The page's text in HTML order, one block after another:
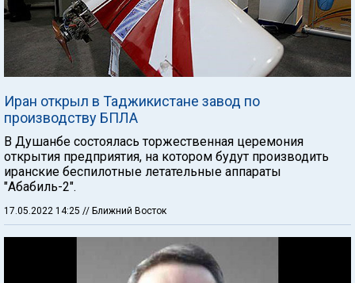
Иран открыл в Таджикистане завод по
производству БПЛА
В Душанбе состоялась торжественная церемония
открытия предприятия, на котором будут производить
иранские беспилотные летательные аппараты
"Абабиль-2".
17.05.2022 14:25 // Ближний Восток